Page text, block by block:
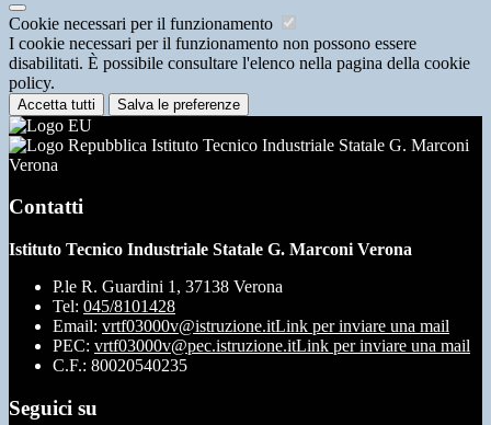
Cookie necessari per il funzionamento
I cookie necessari per il funzionamento non possono essere
disabilitati. È possibile consultare l'elenco nella pagina della cookie
policy.
Accetta tutti Salva le preferenze
Istituto Tecnico Industriale Statale G. Marconi
Verona
Contatti
Istituto Tecnico Industriale Statale G. Marconi Verona
P.le R. Guardini 1, 37138 Verona
Tel: 045/8101428
Email: vrtf03000v@istruzione.itLink per inviare una mail
PEC: vrtf03000v@pec.istruzione.itLink per inviare una mail
C.F.: 80020540235
Seguici su